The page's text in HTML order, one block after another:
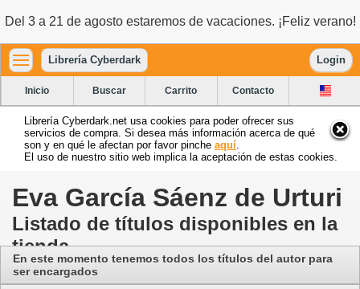
Del 3 a 21 de agosto estaremos de vacaciones. ¡Feliz verano!
Librería Cyberdark Login
Inicio Buscar Carrito Contacto
Librería Cyberdark.net usa cookies para poder ofrecer sus
servicios de compra. Si desea más información acerca de qué
son y en qué le afectan por favor pinche aquí
El uso de nuestro sitio web implica la aceptación de estas cookies.
Eva García Sáenz de Urturi
Listado de títulos disponibles en la
tienda
En este momento tenemos todos los títulos del autor para
ser encargados